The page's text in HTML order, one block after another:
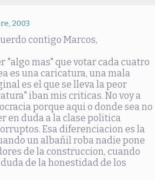
2003
contigo Marcos,
"algo mas" que votar cada cuatro
es una caricatura, una mala
es el que se lleva la peor
iban mis criticas. No voy a
porque aqui o donde sea no
en duda a la clase politica
Esa diferenciacion es la
un albañil roba nadie pone
de la construccion, cuando
de la honestidad de los